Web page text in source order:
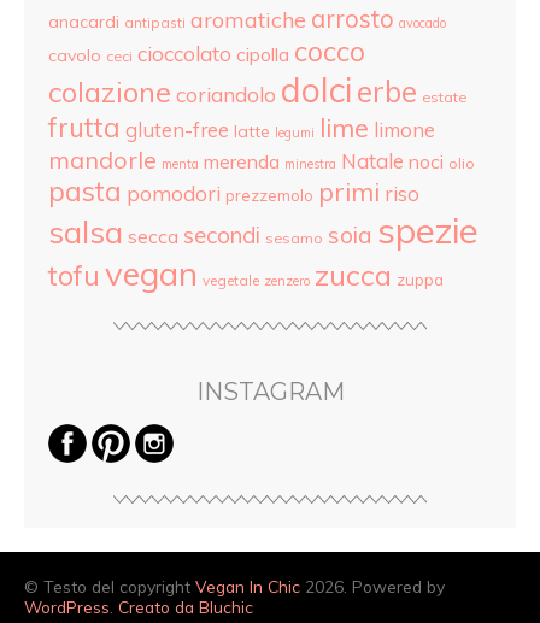
anacardi antipasti aromatiche arrosto avocado
cavolo ceci cioccolato cipolla cocco
colazione coriandolo dolci erbe estate
frutta gluten-free latte legumi lime limone
mandorle menta merenda minestra Natale noci olio
pasta pomodori prezzemolo primi riso
salsa secca secondi sesamo soia spezie
tofu vegan vegetale zenzero zucca zuppa
INSTAGRAM
© Testo del copyright Vegan In Chic 2026. Powered by
WordPress Creato da Bluchic